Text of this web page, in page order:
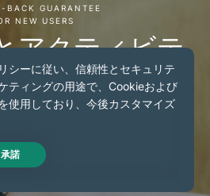
BACK GUARANTEE
NEW USERS
アクティビテ
持しないVPN
ですか？
を30日間リスクフリ